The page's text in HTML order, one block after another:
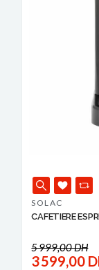
SOLAC
CAFETIERE
5 999,00 DH
3 599,00